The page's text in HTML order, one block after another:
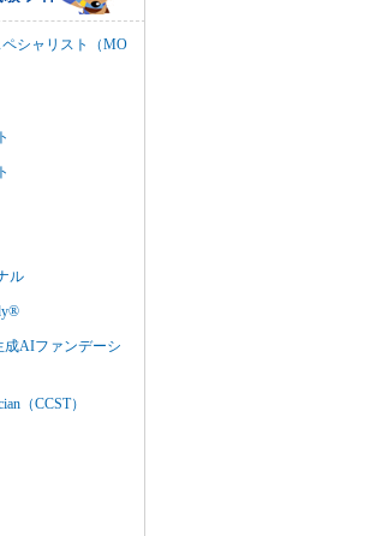
シャリスト（MO
ル
成AIファンデーシ
（CCST）